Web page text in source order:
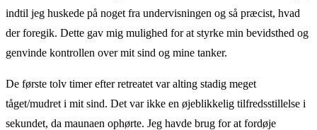
indtil jeg huskede på noget fra undervisningen og så præcist, hvad
der foregik. Dette gav mig mulighed for at styrke min bevidsthed og
genvinde kontrollen over mit sind og mine tanker.
De første tolv timer efter retreatet var alting stadig meget
tåget/mudret i mit sind. Det var ikke en øjeblikkelig tilfredsstillelse i
sekundet, da maunaen ophørte. Jeg havde brug for at fordøje